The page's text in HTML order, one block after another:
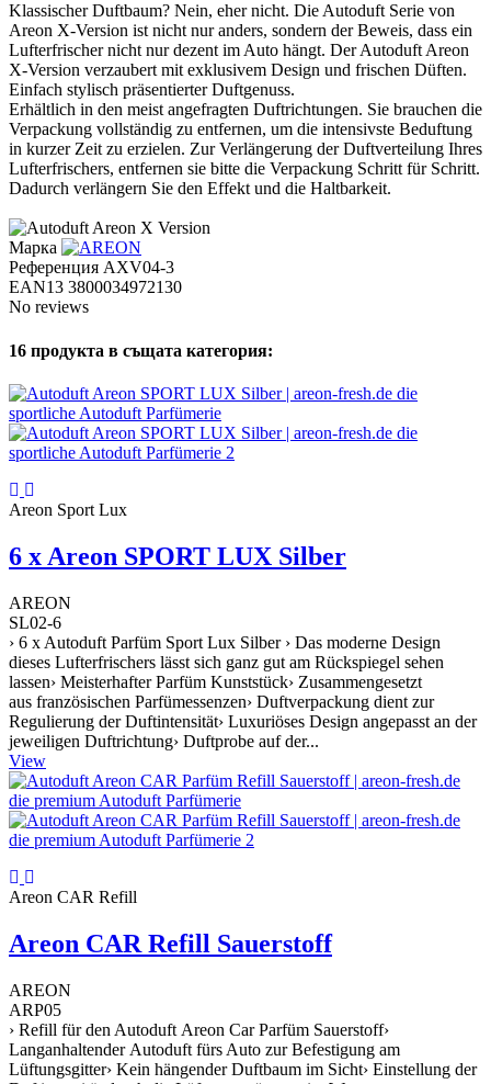
Klassischer Duftbaum? Nein, eher nicht. Die Autoduft Serie von
Areon X-Version ist nicht nur anders, sondern der Beweis, dass ein
Lufterfrischer nicht nur dezent im Auto hängt. Der Autoduft Areon
X-Version verzaubert mit exklusivem Design und frischen Düften.
Einfach stylisch präsentierter Duftgenuss.
Erhältlich in den meist angefragten Duftrichtungen. Sie brauchen die
Verpackung vollständig zu entfernen, um die intensivste Beduftung
in kurzer Zeit zu erzielen. Zur Verlängerung der Duftverteilung Ihres
Lufterfrischers, entfernen sie bitte die Verpackung Schritt für Schritt.
Dadurch verlängern Sie den Effekt und die Haltbarkeit.
Марка
Референция AXV04-3
EAN13 3800034972130
No reviews
16 продукта в същата категория:
Areon Sport Lux
6 x Areon SPORT LUX Silber
AREON
SL02-6
› 6 x Autoduft Parfüm Sport Lux Silber › Das moderne Design
dieses Lufterfrischers lässt sich ganz gut am Rückspiegel sehen
lassen› Meisterhafter Parfüm Kunststück› Zusammengesetzt
aus französischen Parfümessenzen› Duftverpackung dient zur
Regulierung der Duftintensität› Luxuriöses Design angepasst an der
jeweiligen Duftrichtung› Duftprobe auf der...
View
Areon CAR Refill
Areon CAR Refill Sauerstoff
AREON
ARP05
› Refill für den Autoduft Areon Car Parfüm Sauerstoff›
Langanhaltender Autoduft fürs Auto zur Befestigung am
Lüftungsgitter› Kein hängender Duftbaum im Sicht› Einstellung der